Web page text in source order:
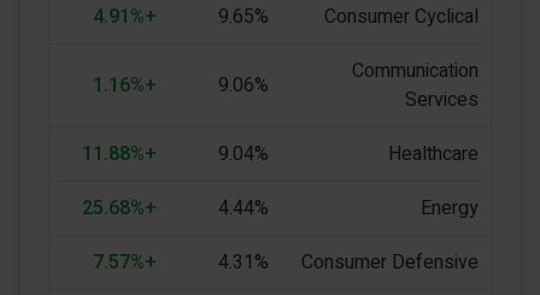
Consumer Cyclical
9.65%
+4.91%
Communication
Services
9.06%
+1.16%
Healthcare
9.04%
+11.88%
Energy
4.44%
+25.68%
Consumer Defensive
4.31%
+7.57%